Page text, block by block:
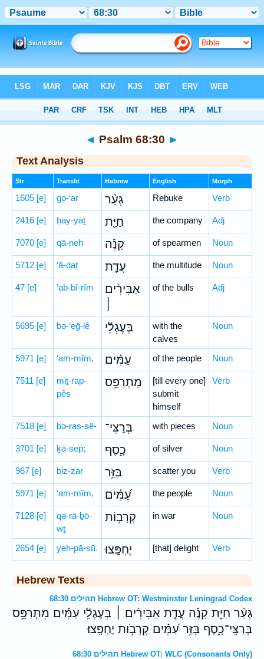
> Psalm 68:30
◄ Psalm 68:30 ►
Text Analysis
Str Translit Hebrew English Morph
1605 [e] gə-‘ar גְּעַ֨ר Rebuke Verb
2416 [e] ḥay-yaṯ חַיַּ֪ת the company Adj
7070 [e] qā-neh קָנֶ֡ה of spearmen Noun
5712 [e] ‘ă-ḏaṯ עֲדַ֤ת the multitude Noun
47 [e] ’ab-bî-rîm
אַבִּירִ֨ים
of the bulls Adj
5695 [e] bə-‘eḡ-lê בְּעֶגְלֵ֬י
with the
calves
Noun
5971 [e] ‘am-mîm, עַמִּ֗ים of the people Noun
7511 [e]
miṯ-rap-
pês
מִתְרַפֵּ֥ס
[till every one]
submit
himself
Verb
7518 [e] bə-raṣ-ṣê- בְּרַצֵּי־ with pieces Noun
3701 [e] ḵā-sep̄; כָ֑סֶף of silver Noun
967 [e] biz-zar בִּזַּ֥ר scatter you Verb
5971 [e] ‘am-mîm, עַ֝מִּ֗ים the people Noun
7128 [e]
qə-rā-ḇō-
wṯ
קְרָב֥וֹת in war Noun
2654 [e] yeḥ-pā-ṣū. יֶחְפָּֽצוּ׃ [that] delight Verb
Hebrew Texts
תהילים 68:30 Hebrew OT: Westminster Leningrad Codex
גְּעַ֨ר חַיַּ֪ת קָנֶ֡ה עֲדַ֤ת אַבִּירִ֨ים ׀ בְּעֶגְלֵ֬י עַמִּ֗ים מִתְרַפֵּ֥ס
בְּרַצֵּי־כָ֑סֶף בִּזַּ֥ר עַ֝מִּ֗ים קְרָבֹ֥ות יֶחְפָּֽצוּ׃
תהילים 68:30 Hebrew OT: WLC (Consonants Only)